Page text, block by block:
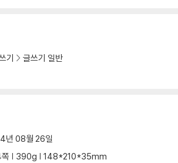
기
글쓰기 일반
년 08월 26일
| 390g | 148*210*35mm